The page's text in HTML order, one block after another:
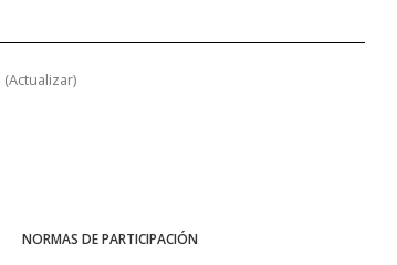
(Actualizar)
NORMAS DE PARTICIPACIÓN